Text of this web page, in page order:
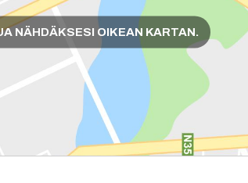
NÄHDÄKSESI OIKEAN KARTAN.